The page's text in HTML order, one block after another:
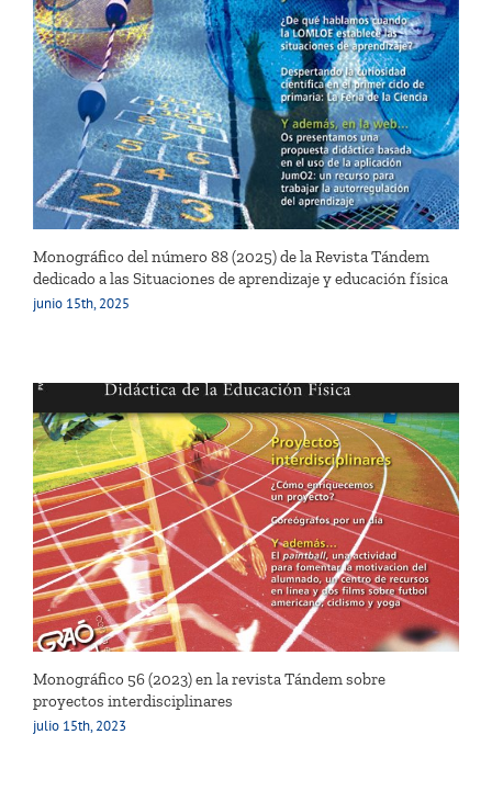
Monográfico del número 88 (2025) de la Revista Tándem
dedicado a las Situaciones de aprendizaje y educación física
junio 15th, 2025
Monográfico 56 (2023) en la revista Tándem sobre
proyectos interdisciplinares
julio 15th, 2023